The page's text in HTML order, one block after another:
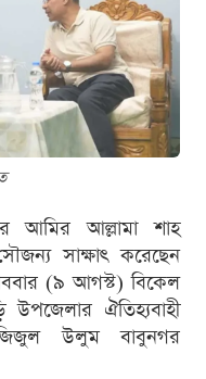
আমির আল্লামা শাহ
সাক্ষাৎ করেছেন
(৯ আগস্ট) বিকেল
উপজেলার ঐতিহ্যবাহী
উলুম বাবুনগর